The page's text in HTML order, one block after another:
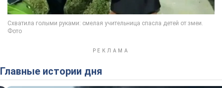
Главные истории дня